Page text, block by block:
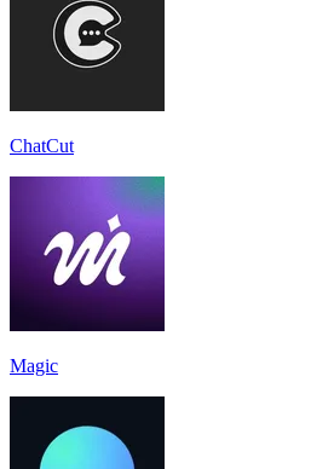
ChatCut
Magic